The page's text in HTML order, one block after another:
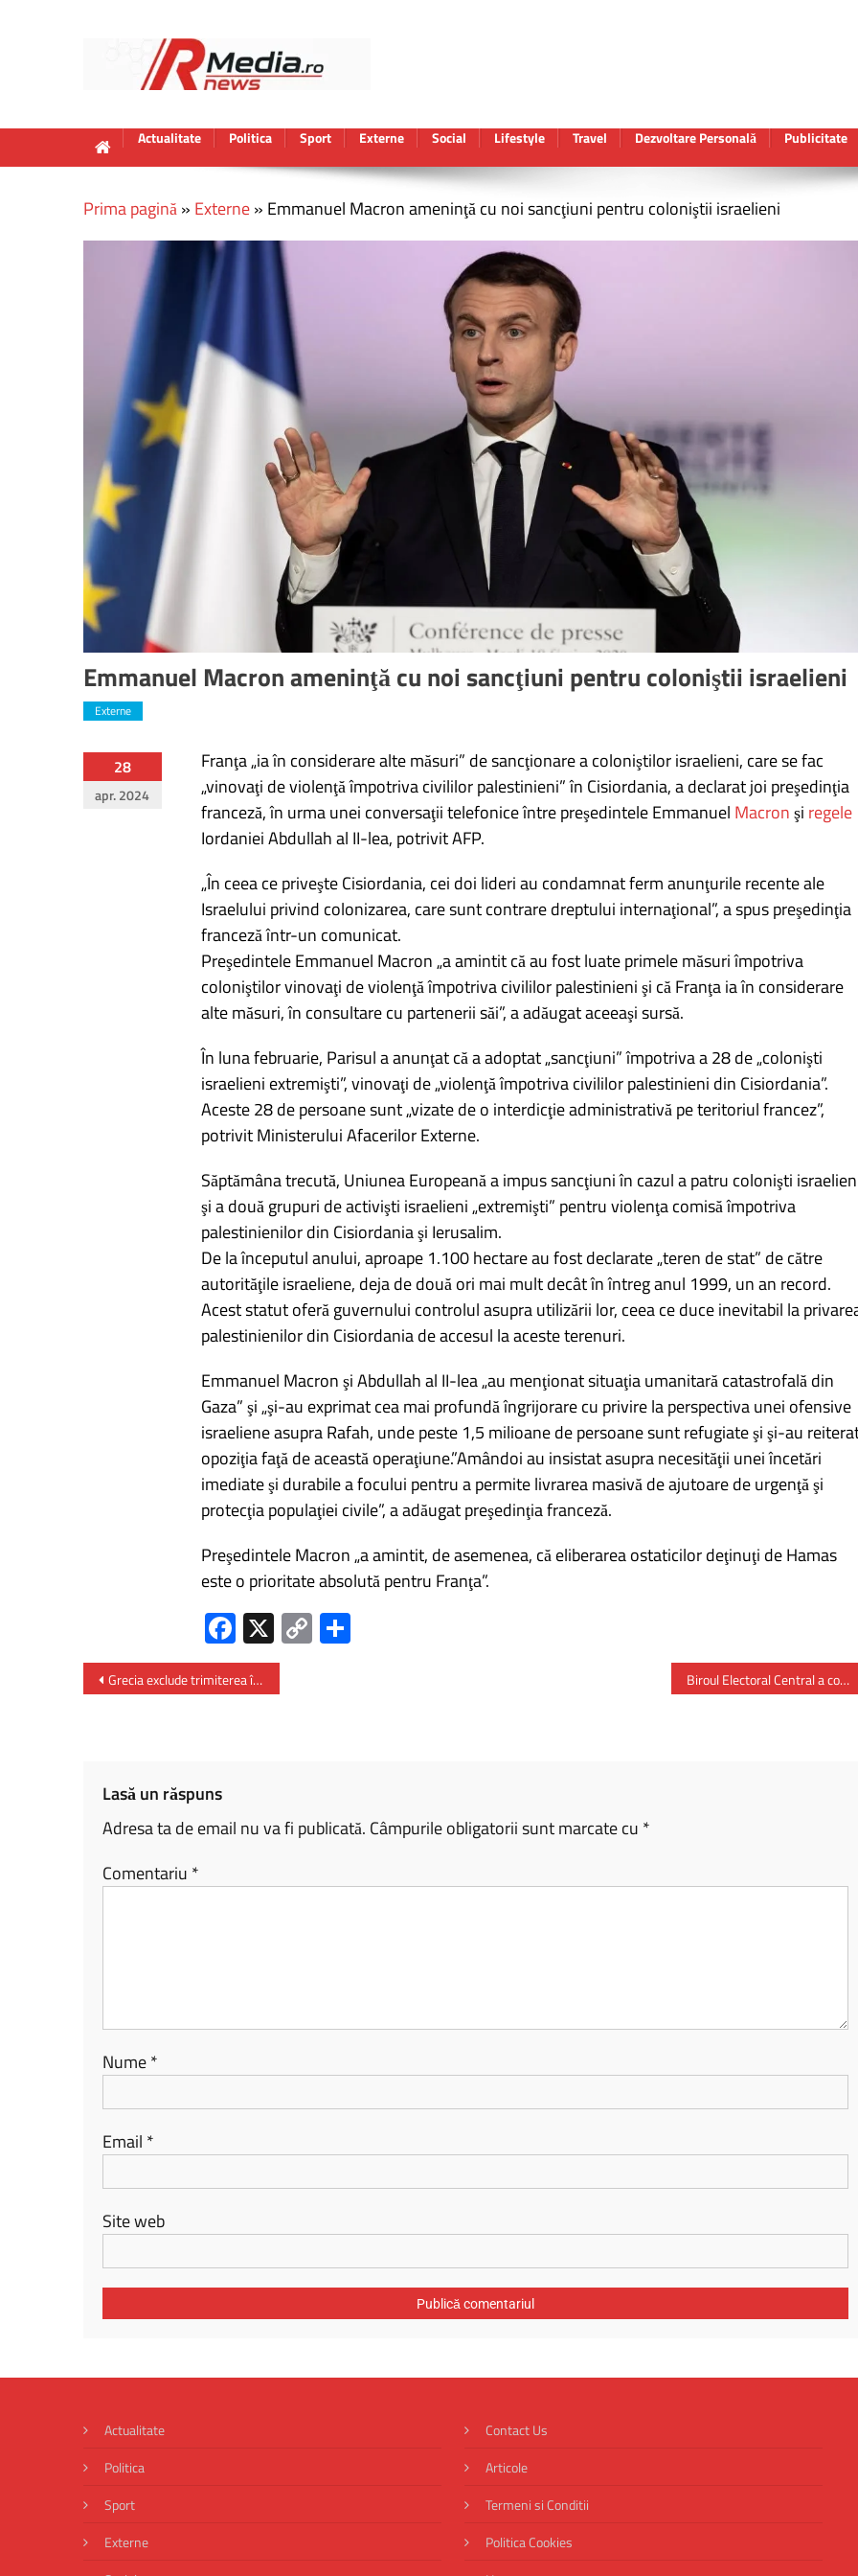
Actualitate Politica Sport Externe Social Lifestyle Travel Dezvoltare Personală Publicitate
Prima pagină» Externe» Emmanuel Macron ameninţă cu noi sancţiuni pentru coloniştii israelieni
Emmanuel Macron ameninţă cu noi sancţiuni pentru coloniştii israelieni
Externe
28
apr. 2024
Franţa „ia în considerare alte măsuri” de sancţionare a coloniştilor israelieni, care se fac
„vinovaţi de violenţă împotriva civililor palestinieni” în Cisiordania, a declarat joi preşedinţia
franceză, în urma unei conversaţii telefonice între preşedintele Emmanuel Macronşi regele
Iordaniei Abdullah al II-lea, potrivit AFP.
„În ceea ce priveşte Cisiordania, cei doi lideri au condamnat ferm anunţurile recente ale
Israelului privind colonizarea, care sunt contrare dreptului internaţional”, a spus preşedinţia
franceză într-un comunicat.
Preşedintele Emmanuel Macron „a amintit că au fost luate primele măsuri împotriva
coloniştilor vinovaţi de violenţă împotriva civililor palestinieni şi că Franţa ia în considerare
alte măsuri, în consultare cu partenerii săi”, a adăugat aceeaşi sursă.
În luna februarie, Parisul a anunţat că a adoptat „sancţiuni” împotriva a 28 de „colonişti
israelieni extremişti”, vinovaţi de „violenţă împotriva civililor palestinieni din Cisiordania”.
Aceste 28 de persoane sunt „vizate de o interdicţie administrativă pe teritoriul francez”,
potrivit Ministerului Afacerilor Externe.
Săptămâna trecută, Uniunea Europeană a impus sancţiuni în cazul a patru colonişti
şi a două grupuri de activişti israelieni „extremişti” pentru violenţa comisă împotriva
palestinienilor din Cisiordania şi Ierusalim.
De la începutul anului, aproape 1.100 hectare au fost declarate „teren de stat” de către
autorităţile israeliene, deja de două ori mai mult decât în întreg anul 1999, un an record.
Acest statut oferă guvernului controlul asupra utilizării lor, ceea ce duce inevitabil la
palestinienilor din Cisiordania de accesul la aceste terenuri.
Emmanuel Macron şi Abdullah al II-lea „au menţionat situaţia umanitară catastrofală din
Gaza” şi „şi-au exprimat cea mai profundă îngrijorare cu privire la perspectiva unei ofensive
israeliene asupra Rafah, unde peste 1,5 milioane de persoane sunt refugiate şi şi-au
opoziţia faţă de această operaţiune.”Amândoi au insistat asupra necesităţii unei încetări
imediate şi durabile a focului pentru a permite livrarea masivă de ajutoare de urgenţă şi
protecţia populaţiei civile”, a adăugat preşedinţia franceză.
Preşedintele Macron „a amintit, de asemenea, că eliberarea ostaticilor deţinuţi de Hamas
este o prioritate absolută pentru Franţa”.
Fa
ce
b
X C
o
P
Navigare
în
Grecia exclude trimiterea în Ucraina a unor sisteme de apărare antiaeriană Biroul Electoral Central a constatat rămânerea definitivă a candidaturilor propuse de partide politice
Lasă un răspuns
Adresa ta de email nu va fi publicată. Câmpurile obligatorii sunt marcate cu *
Comentariu *
Nume*
Email *
Site web
Actualitate
Politica
Sport
Externe
Contact Us
Articole
Termeni si Conditii
Politica Cookies